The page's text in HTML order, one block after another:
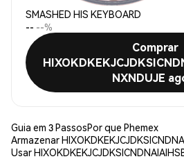
SMASHED HIS KEYBOARD
-- --%
Comprar
NXNDUJE
Guia em 3 PassosPor que Phemex
Armazenar
Usar